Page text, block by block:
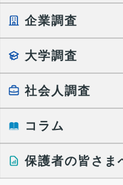
就職プロセス調査
働きたい組織の特徴
大学生の地域間移動レ
就職活動に関するレポー
企業調査
採用に関する調査
大学調査
社会人調査
就職活動と入社後の就業
コラム
インタビュー記事
保護者の皆さま